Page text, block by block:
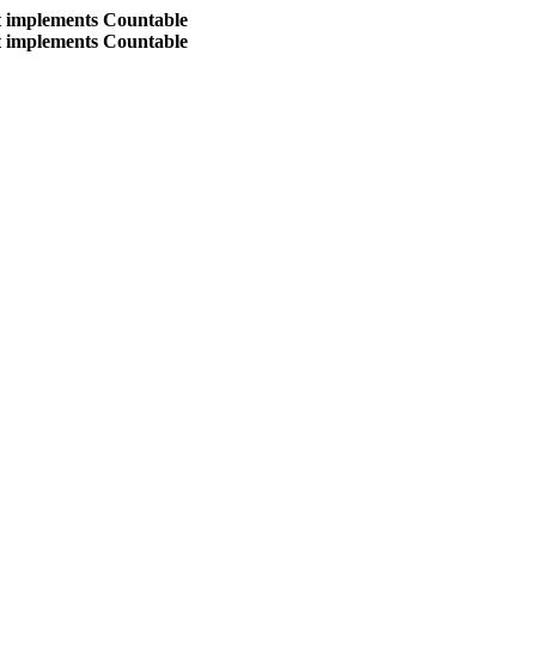
Countable
Countable